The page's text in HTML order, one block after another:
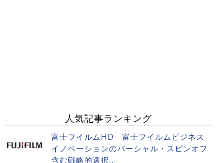
人気記事ランキング
富士フイルムHD 富士フイルムビジネス
イノベーションのパーシャル・スピンオフ
含む戦略的選択...